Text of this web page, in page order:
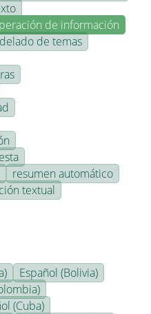
de información
de temas
resumen automático
textual
Español (Bolivia)
(Cuba)